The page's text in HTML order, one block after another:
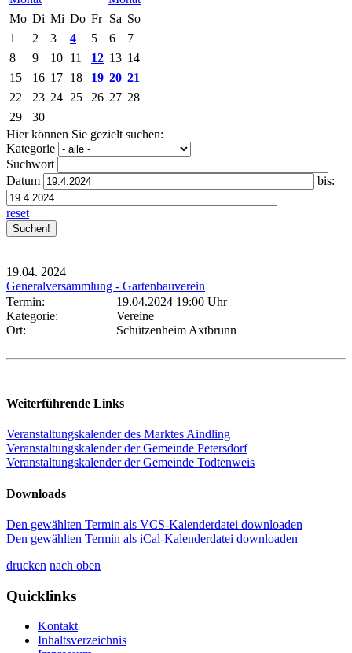
Mo Di Mi Do Fr Sa So
1
2 3 4 5 6
7
8
9 10 11 12 13 14
15
16 17 18 19 20 21
22
23 24 25 26 27 28
29
30
Hier können Sie gezielt suchen:
Kategorie
Suchwort
Datum
bis:
reset
19.04. 2024
Generalversammlung - Gartenbauverein
Termin:
19.04.2024 19:00 Uhr
Kategorie:
Vereine
Ort:
Schützenheim Axtbrunn
Weiterführende Links
Veranstaltungskalender des Marktes Aindling
Veranstaltungskalender der Gemeinde Petersdorf
Veranstaltungskalender der Gemeinde Todtenweis
Downloads
Den gewählten Termin als VCS-Kalenderdatei downloaden
Den gewählten Termin als iCal-Kalenderdatei downloaden
drucken nach oben
Quicklinks
Kontakt
Inhaltsverzeichnis